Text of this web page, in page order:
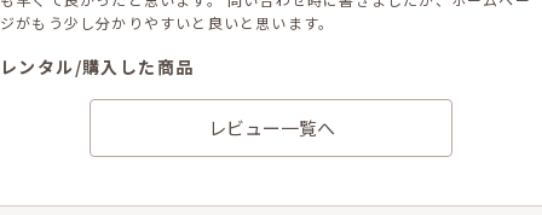
ジがもう少し分かりやすいと良いと思います。
レンタル/購入した商品
レビュー一覧へ